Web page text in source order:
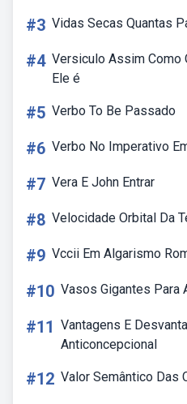
#3 Vidas Secas Quantas
#4 Versiculo Assim Como
Ele é
#5 Verbo To Be Passado
#6 Verbo No Imperativo
#7 Vera E John Entrar
#8 Velocidade Orbital Da
#9 Vccii Em Algarismo
#10 Vasos Gigantes Para
#11 Vantagens E
Anticoncepcional
#12 Valor Semântico Das